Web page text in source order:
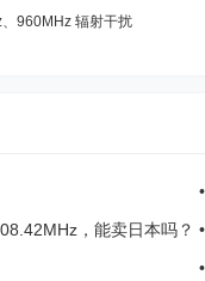
960MHz 辐射干扰
，能卖日本吗？